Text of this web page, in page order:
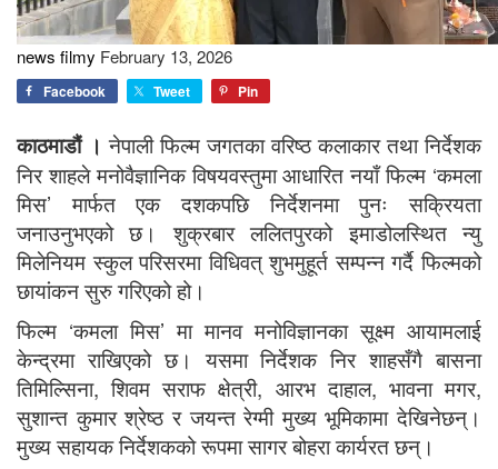
news filmy February 13, 2026
Facebook Tweet Pin
काठमाडौं । नेपाली फिल्म जगतका वरिष्ठ कलाकार तथा निर्देशक
निर शाहले मनोवैज्ञानिक विषयवस्तुमा आधारित नयाँ फिल्म ‘कमला
मिस’ मार्फत एक दशकपछि निर्देशनमा पुनः सक्रियता
जनाउनुभएको छ। शुक्रबार ललितपुरको इमाडोलस्थित न्यु
मिलेनियम स्कुल परिसरमा विधिवत् शुभमुहूर्त सम्पन्न गर्दै फिल्मको
छायांकन सुरु गरिएको हो।
फिल्म ‘कमला मिस’ मा मानव मनोविज्ञानका सूक्ष्म आयामलाई
केन्द्रमा राखिएको छ। यसमा निर्देशक निर शाहसँगै बासना
तिमिल्सिना, शिवम सराफ क्षेत्री, आरभ दाहाल, भावना मगर,
सुशान्त कुमार श्रेष्ठ र जयन्त रेग्मी मुख्य भूमिकामा देखिनेछन्।
मुख्य सहायक निर्देशकको रूपमा सागर बोहरा कार्यरत छन्।